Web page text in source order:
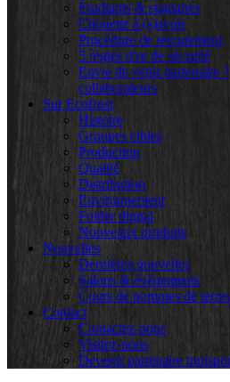
Étudiants & stagiaires
Chouette à (s)avoir
Procédure de recrutement
5 règles d'or de sécurité
Envie de venir partenaire ?
collaborateurs
Sur Ecofrost
Histoire
Groupes cibles
Production
Qualité
Distribution
Environnement
Folder digital
Nouveaux produits
Nouvelles
Dernières nouvelles
Salons & événements
Cours de pommes de terres
Contact
Contactez-nous
Visitez-nous
Devenir partenaire